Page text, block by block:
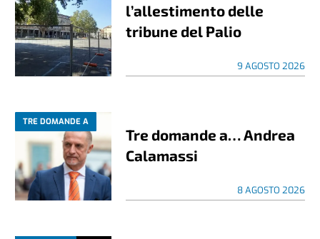
l’allestimento delle
tribune del Palio
9 AGOSTO 2026
TRE DOMANDE A
Tre domande a… Andrea
Calamassi
8 AGOSTO 2026